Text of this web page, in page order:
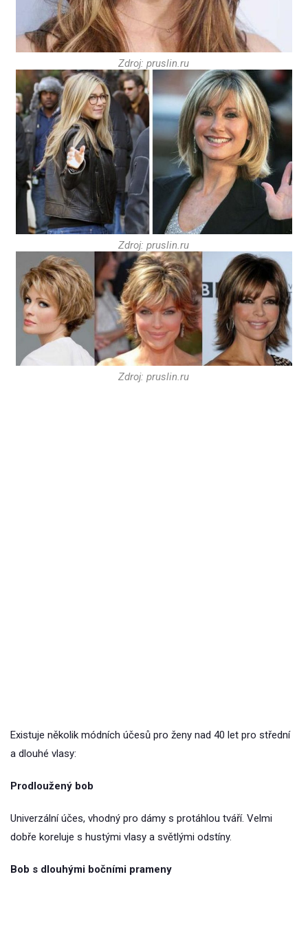
Zdroj: pruslin.ru
Zdroj: pruslin.ru
Zdroj: pruslin.ru
Existuje několik módních účesů pro ženy nad 40 let pro střední
a dlouhé vlasy:
Prodloužený bob
Univerzální účes, vhodný pro dámy s protáhlou tváří. Velmi
dobře koreluje s hustými vlasy a světlými odstíny.
Bob s dlouhými bočními prameny